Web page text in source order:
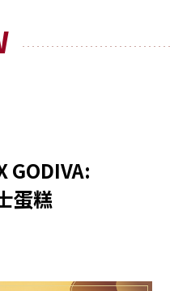
GODIVA:
蛋糕